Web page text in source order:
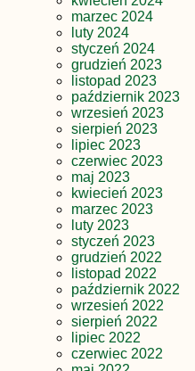
marzec 2024
luty 2024
styczeń 2024
grudzień 2023
listopad 2023
październik 2023
wrzesień 2023
sierpień 2023
lipiec 2023
czerwiec 2023
maj 2023
kwiecień 2023
marzec 2023
luty 2023
styczeń 2023
grudzień 2022
listopad 2022
październik 2022
wrzesień 2022
sierpień 2022
lipiec 2022
czerwiec 2022